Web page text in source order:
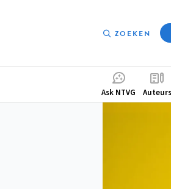
ZOEKEN
Ask NTVG Auteurs